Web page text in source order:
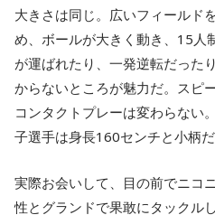
大きさは同じ。広いフィールド
め、ボールが大きく動き、15人
が運ばれたり、一発逆転だった
からないところが魅力だ。スピ
コンタクトプレーは変わらない
子選手は身長160センチと小柄だ
実際お会いして、目の前でニコ
性とグランドで果敢にタックル